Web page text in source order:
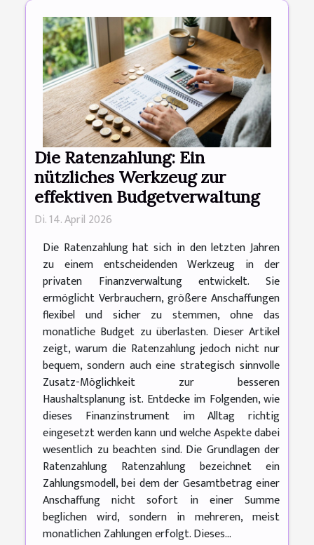
Die Ratenzahlung: Ein
nützliches Werkzeug zur
effektiven Budgetverwaltung
Di. 14. April 2026
Die Ratenzahlung hat sich in den letzten Jahren
zu einem entscheidenden Werkzeug in der
privaten Finanzverwaltung entwickelt. Sie
ermöglicht Verbrauchern, größere Anschaffungen
flexibel und sicher zu stemmen, ohne das
monatliche Budget zu überlasten. Dieser Artikel
zeigt, warum die Ratenzahlung jedoch nicht nur
bequem, sondern auch eine strategisch sinnvolle
Zusatz-Möglichkeit zur besseren
Haushaltsplanung ist. Entdecke im Folgenden, wie
dieses Finanzinstrument im Alltag richtig
eingesetzt werden kann und welche Aspekte dabei
wesentlich zu beachten sind. Die Grundlagen der
Ratenzahlung Ratenzahlung bezeichnet ein
Zahlungsmodell, bei dem der Gesamtbetrag einer
Anschaffung nicht sofort in einer Summe
beglichen wird, sondern in mehreren, meist
monatlichen Zahlungen erfolgt. Dieses...